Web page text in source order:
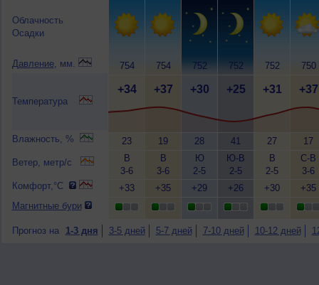
Облачность
Осадки
Давление, мм.
Температура
Влажность, %
Ветер, метр/с
Комфорт,°C
Магнитные бури
754
+34
23
В
3-6
+33
754
+37
19
В
3-6
+35
752
+30
28
Ю
2-5
+29
752
+25
41
Ю-В
2-5
+26
752
+31
27
В
2-5
+30
750
+37
17
С-В
3-6
+35
Прогноз на 1-3 дня 3-5 дней 5-7 дней 7-10 дней 10-12 дней